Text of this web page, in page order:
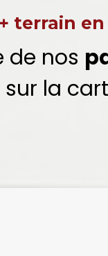
terrain
de nos
sur la